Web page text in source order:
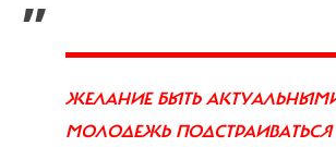
ЖЕЛАНИЕ БЫТЬ АКТУАЛЬНЫМИ
МОЛОДЕЖЬ